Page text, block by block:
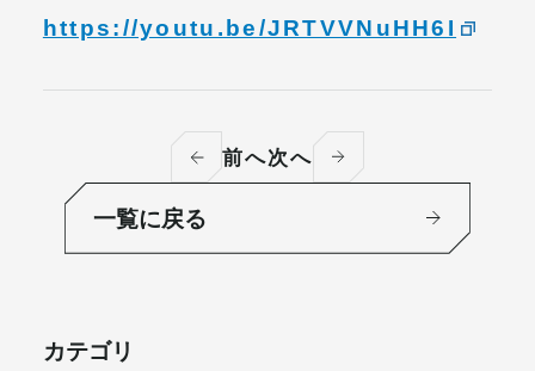
https://youtu.be/JRTVVNuHH6I
前へ次へ
一覧に戻る
カテゴリ